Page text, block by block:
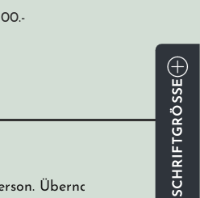
Übernachtungen in SCHRIFTGRÖSSE